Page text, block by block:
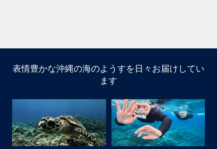
10月前半クルーザーチャーター
たくさんのご利用本当にありがとうございました
BBQにジェットスキー、バナナボート、SUP、パラセーリ
ングなどなど…勇海号を拠点に色々お楽しみ頂きました
よ〜
・
海も荒れずにいい天気の中開催できたので何よりです
また来年もリピートして頂けたら嬉しいです
表情豊かな沖縄の海のようすを日々お届けしてい
ます